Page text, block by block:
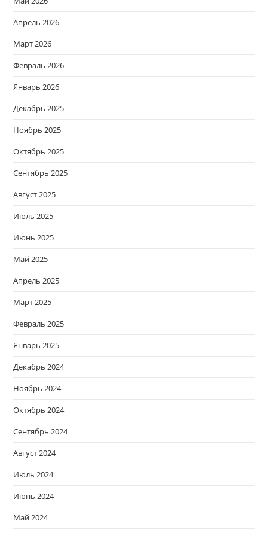
Апрель 2026
Март 2026
Февраль 2026
Январь 2026
Декабрь 2025
Ноябрь 2025
Октябрь 2025
Сентябрь 2025
Август 2025
Июль 2025
Июнь 2025
Май 2025
Апрель 2025
Март 2025
Февраль 2025
Январь 2025
Декабрь 2024
Ноябрь 2024
Октябрь 2024
Сентябрь 2024
Август 2024
Июль 2024
Июнь 2024
Май 2024